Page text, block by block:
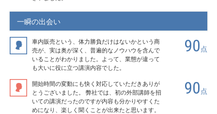
一瞬の出会い
車内販売という、体力勝負だけはないかという商
売が、実は奥が深く、普遍的なノウハウを含んで
いることがわかりました。よって、業態が違って
も大いに役に立つ講演内容でした。
90 点
開始時間の変動にも快く対応していただきありが
とうございました。 弊社では、初の外部講師を招
いての講演だったのですが内容も分かりやすくた
めになり、楽しく聞くことが出来たと思います。
90 点